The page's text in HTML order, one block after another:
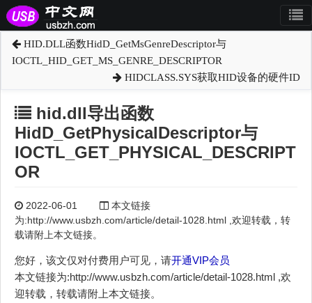
HID.DLL函数HidD_GetMsGenreDescriptor与
IOCTL_HID_GET_MS_GENRE_DESCRIPTOR
HIDCLASS.SYS获取HID设备的硬件ID
hid.dll导出函数
HidD_GetPhysicalDescriptor与
IOCTL_GET_PHYSICAL_DESCRIPT
OR
2022-06-01
本文链接
为:http://www.usbzh.com/article/detail-1028.html ,欢迎转载，转
载请附上本文链接。
您好，该文仅对付费用户可见，请开通VIP会员
本文链接为:http://www.usbzh.com/article/detail-1028.html ,欢
迎转载，转载请附上本文链接。